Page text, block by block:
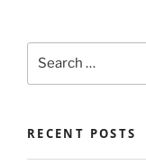
RECENT POSTS